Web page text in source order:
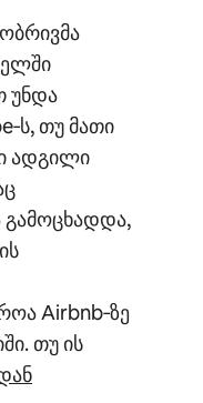
უნდა
თუ მათი
ადგილი
გამოცხადდა,
Airbnb‑ზე
თუ ის